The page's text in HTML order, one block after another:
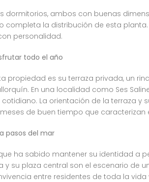
dormitorios, ambos con buenas
completa la distribución de esta
personalidad.
todo el año
propiedad es su terraza privada, un
En una localidad como Ses
La orientación de la terraza
de buen tiempo que caracterizan
pasos del mar
ha sabido mantener su identidad a
y su plaza central son el escenario
entre residentes de toda la